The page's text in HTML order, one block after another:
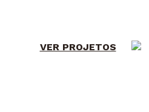
VER PROJETOS